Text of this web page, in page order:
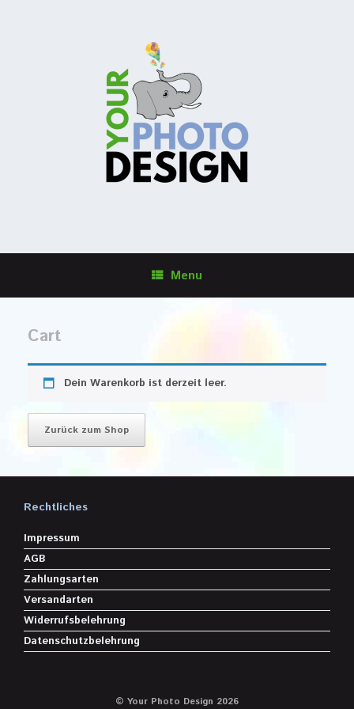
Menu
Cart
Dein Warenkorb ist derzeit leer.
Zurück zum Shop
Rechtliches
Impressum
AGB
Zahlungsarten
Versandarten
Widerrufsbelehrung
Datenschutzbelehrung
© Your Photo Design 2026